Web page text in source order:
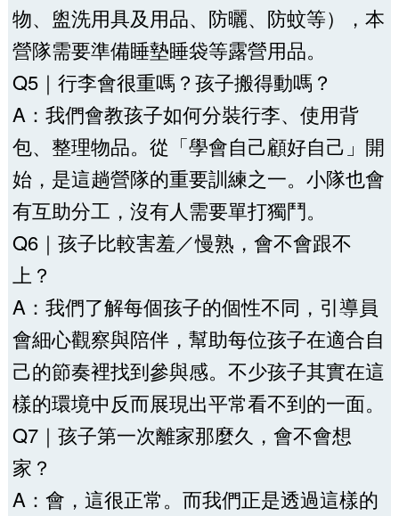
物、盥洗用具及用品、防曬、防蚊等），本
營隊需要準備睡墊睡袋等露營用品。
Q5｜行李會很重嗎？孩子搬得動嗎？
A：我們會教孩子如何分裝行李、使用背
包、整理物品。從「學會自己顧好自己」開
始，是這趟營隊的重要訓練之一。小隊也會
有互助分工，沒有人需要單打獨鬥。
Q6｜孩子比較害羞／慢熟，會不會跟不
上？
A：我們了解每個孩子的個性不同，引導員
會細心觀察與陪伴，幫助每位孩子在適合自
己的節奏裡找到參與感。不少孩子其實在這
樣的環境中反而展現出平常看不到的一面。
Q7｜孩子第一次離家那麼久，會不會想
家？
A：會，這很正常。而我們正是透過這樣的